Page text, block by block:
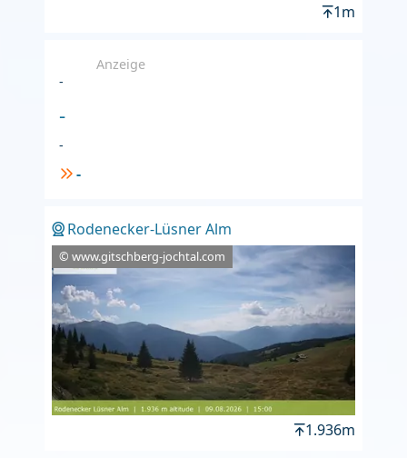
1m
Anzeige
-
-
-
-
Rodenecker-Lüsner Alm
© www.gitschberg-jochtal.com
1.936m